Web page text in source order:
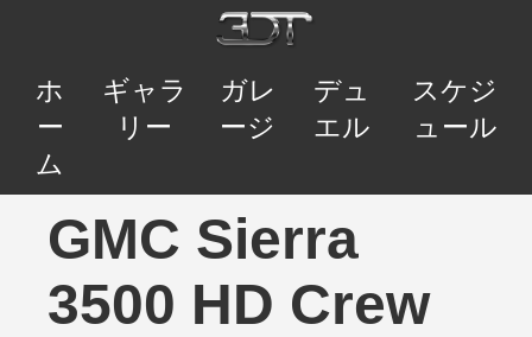
ホ
ー
ム
ギャラ
リー
ガレ
ージ
デュ
エル
スケジ
ュール
GMC Sierra
3500 HD Crew